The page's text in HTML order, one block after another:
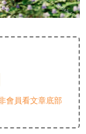
會員看文章底部